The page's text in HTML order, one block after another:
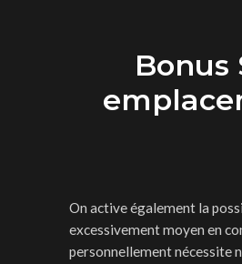
Bonus
On active également la
excessivement moyen en
personnellement nécessite